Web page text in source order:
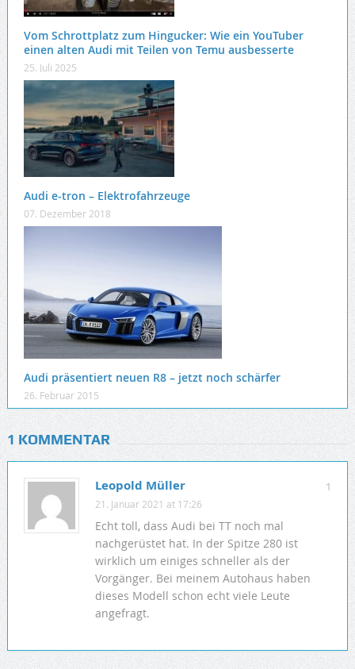
Vom Schrottplatz zum Hingucker: Wie ein YouTuber
einen alten Audi mit Teilen von Temu ausbesserte
25. Juli 2025
Audi e-tron – Elektrofahrzeuge
07. Dezember 2018
Audi präsentiert neuen R8 – jetzt noch schärfer
26. Februar 2015
1 KOMMENTAR
1
Leopold Müller
21. Januar 2021 at 17:26
Echt toll, dass Audi bei TT noch mal
nachgerüstet hat. In der Spitze 280 ist
wirklich um einiges schneller als der
Vorgänger. Bei meinem Autohaus haben
dieses Modell schon echt viele Leute
angefragt.